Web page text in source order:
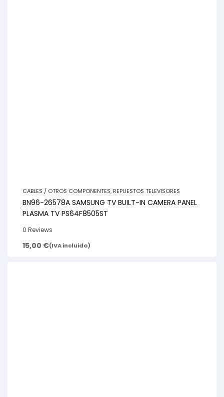
CABLES / OTROS COMPONENTES, REPUESTOS TELEVISORES
BN96-26578A SAMSUNG TV BUILT-IN CAMERA PANEL
PLASMA TV PS64F8505ST
0 Reviews
15,00 €(IVA incluido)